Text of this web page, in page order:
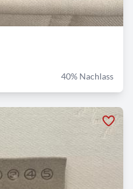
40% Nachlass